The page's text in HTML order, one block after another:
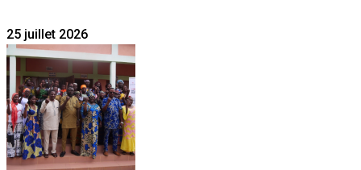
25 juillet 2026